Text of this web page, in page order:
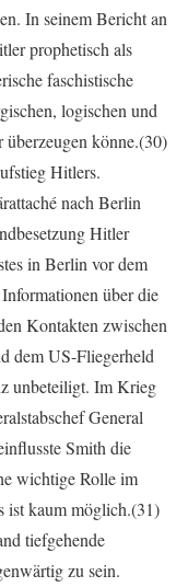
In seinem Bericht an
prophetisch als
faschistische
logischen und
überzeugen könne.(30)
Hitlers.
nach Berlin
Hitler
in Berlin vor dem
über die
Kontakten zwischen
dem US-Fliegerheld
unbeteiligt. Im Krieg
General
Smith die
wichtige Rolle im
ist kaum möglich.(31)
tiefgehende
zu sein.